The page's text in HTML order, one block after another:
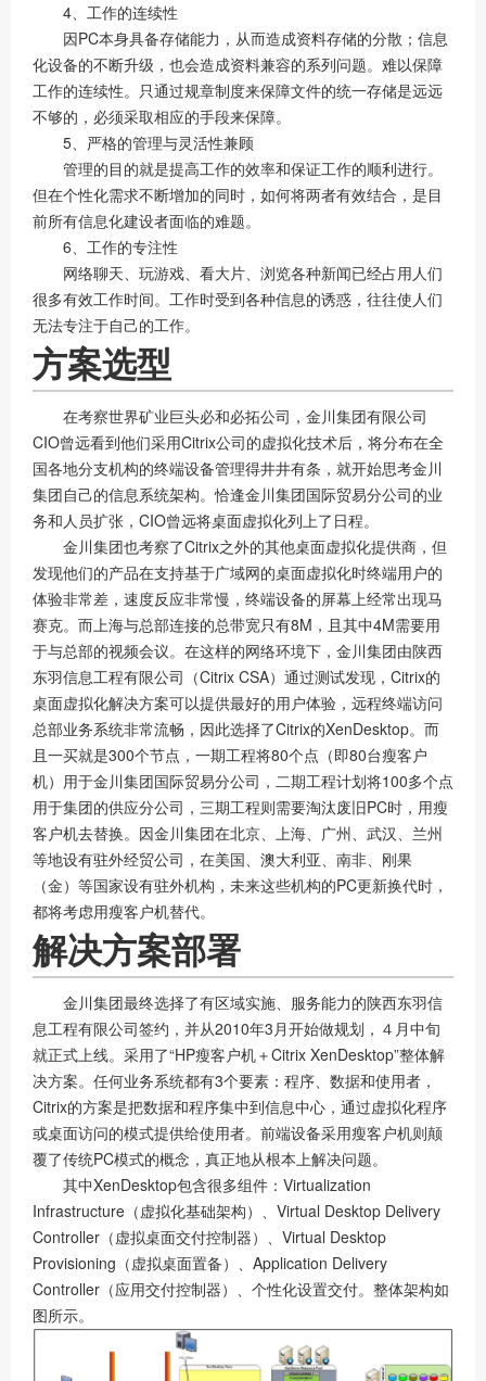
4、工作的连续性
因PC本身具备存储能力，从而造成资料存储的分散；信息
化设备的不断升级，也会造成资料兼容的系列问题。难以保障
工作的连续性。只通过规章制度来保障文件的统一存储是远远
不够的，必须采取相应的手段来保障。
5、严格的管理与灵活性兼顾
管理的目的就是提高工作的效率和保证工作的顺利进行。
但在个性化需求不断增加的同时，如何将两者有效结合，是目
前所有信息化建设者面临的难题。
6、工作的专注性
网络聊天、玩游戏、看大片、浏览各种新闻已经占用人们
很多有效工作时间。工作时受到各种信息的诱惑，往往使人们
无法专注于自己的工作。
方案选型
在考察世界矿业巨头必和必拓公司，金川集团有限公司
CIO曾远看到他们采用Citrix公司的虚拟化技术后，将分布在全
国各地分支机构的终端设备管理得井井有条，就开始思考金川
集团自己的信息系统架构。恰逢金川集团国际贸易分公司的业
务和人员扩张，CIO曾远将桌面虚拟化列上了日程。
金川集团也考察了Citrix之外的其他桌面虚拟化提供商，但
发现他们的产品在支持基于广域网的桌面虚拟化时终端用户的
体验非常差，速度反应非常慢，终端设备的屏幕上经常出现马
赛克。而上海与总部连接的总带宽只有8M，且其中4M需要用
于与总部的视频会议。在这样的网络环境下，金川集团由陕西
东羽信息工程有限公司（Citrix CSA）通过测试发现，Citrix的
桌面虚拟化解决方案可以提供最好的用户体验，远程终端访问
总部业务系统非常流畅，因此选择了Citrix的XenDesktop。而
且一买就是300个节点，一期工程将80个点（即80台瘦客户
机）用于金川集团国际贸易分公司，二期工程计划将100多个点
用于集团的供应分公司，三期工程则需要淘汰废旧PC时，用瘦
客户机去替换。因金川集团在北京、上海、广州、武汉、兰州
等地设有驻外经贸公司，在美国、澳大利亚、南非、刚果
（金）等国家设有驻外机构，未来这些机构的PC更新换代时，
都将考虑用瘦客户机替代。
解决方案部署
金川集团最终选择了有区域实施、服务能力的陕西东羽信
息工程有限公司签约，并从2010年3月开始做规划，４月中旬
就正式上线。采用了“HP瘦客户机＋Citrix XenDesktop”整体解
决方案。任何业务系统都有3个要素：程序、数据和使用者，
Citrix的方案是把数据和程序集中到信息中心，通过虚拟化程序
或桌面访问的模式提供给使用者。前端设备采用瘦客户机则颠
覆了传统PC模式的概念，真正地从根本上解决问题。
其中XenDesktop包含很多组件：Virtualization
Infrastructure（虚拟化基础架构）、Virtual Desktop Delivery
Controller（虚拟桌面交付控制器）、Virtual Desktop
Provisioning（虚拟桌面置备）、Application Delivery
Controller（应用交付控制器）、个性化设置交付。整体架构如
图所示。